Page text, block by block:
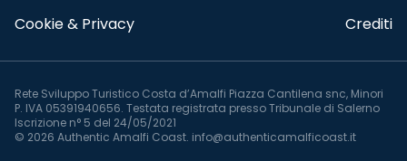
Cookie & Privacy Crediti
Rete Sviluppo Turistico Costa d’Amalfi Piazza Cantilena snc, Minori
P. IVA 05391940656. Testata registrata presso Tribunale di Salerno
Iscrizione n° 5 del 24/05/2021
© 2026 Authentic Amalfi Coast. info@authenticamalficoast.it